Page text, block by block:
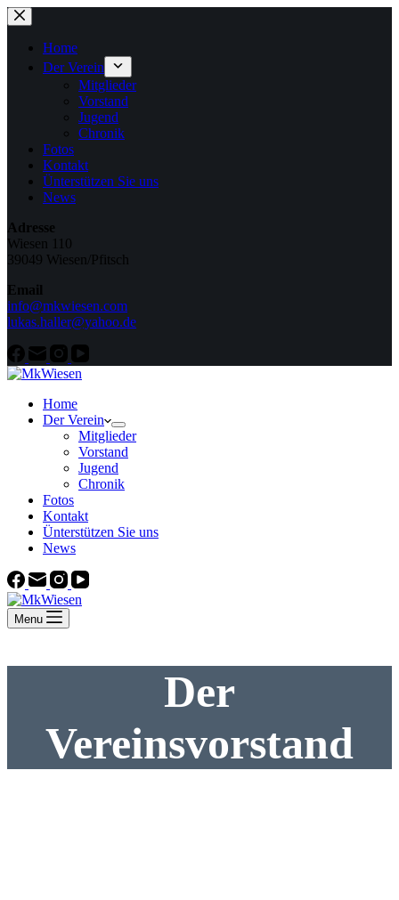
Zum
Inhalt
springenHome
Der Verein
Mitglieder
Vorstand
Jugend
Chronik
Fotos
Kontakt
Ünterstützen Sie uns
News
Adresse
Wiesen 110
39049 Wiesen/Pfitsch
Email
info@mkwiesen.com
lukas.haller@yahoo.de
Home
Der Verein
Mitglieder
Vorstand
Jugend
Chronik
Fotos
Kontakt
Ünterstützen Sie uns
News
Menu
Der
Vereinsvorstand